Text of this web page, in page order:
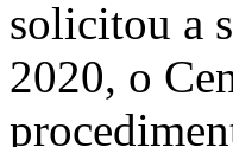
solicitou a
2020, o